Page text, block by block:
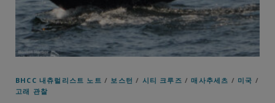
BHCC 내츄럴리스트 노트 / 보스턴 / 시티 크루즈 /매사추세츠 / 미국 /
고래 관찰